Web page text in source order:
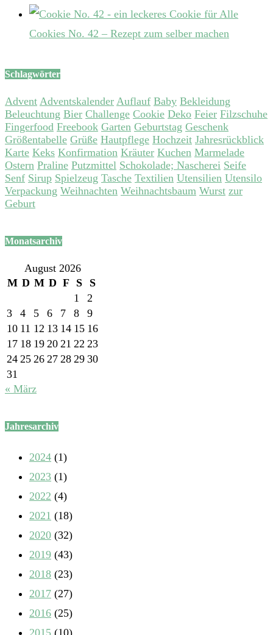
Cookies No. 42 – Rezept zum selber machen
Schlagwörter
Advent Adventskalender Auflauf Baby Bekleidung
Beleuchtung Bier Challenge Cookie Deko Feier Filzschuhe
Fingerfood Freebook Garten Geburtstag Geschenk
Größentabelle Grüße Hautpflege Hochzeit Jahresrückblick
Karte Keks Konfirmation Kräuter Kuchen Marmelade
Ostern Praline Putzmittel Schokolade; Nascherei Seife
Senf Sirup Spielzeug Tasche Textilien Utensilien Utensilo
Verpackung Weihnachten Weihnachtsbaum Wurst zur
Geburt
Monatsarchiv
August 2026
M D M D F S
S
1
2
3
4 5 6 7 8
9
10 11 12 13 14 15 16
17 18 19 20 21 22 23
24 25 26 27 28 29 30
31
« März
Jahresarchiv
2024 (1)
2023 (1)
2022 (4)
2021 (18)
2020 (32)
2019 (43)
2018 (23)
2017 (27)
2016 (25)